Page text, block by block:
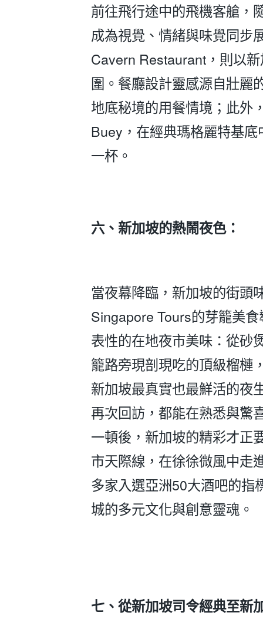
前往飛行途中的飛機客艙，
成為視覺、情緒與味覺同步
Cavern Restaurant，則以
圍。餐廳設計靈感源自壯麗
地底秘境的用餐情境；此外
Buey，在經典瑪格麗特基
一杯。
六、新加坡的熱鬧夜色：
當夜幕降臨，新加坡的街頭
Singapore Tours的芽籠美
表性的在地夜市美味：從砂
籠路旁現剖現吃的頂級榴槤
新加坡最真實也最鮮活的夜
再次回訪，都能在熟悉與驚
一頓後，新加坡的精彩才正
市天際線，在徐徐微風中走
多家入選亞洲50大酒吧的指
城的多元文化與創意靈魂。
七、從新加坡司令經典至新